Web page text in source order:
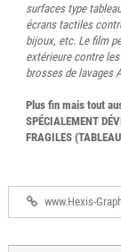
surfaces type
écrans tactiles
bijoux, etc. Le film
extérieure contre
brosses de lavages
Plus fin mais tout
SPÉCIALEMENT
FRAGILES
www.Hexis-